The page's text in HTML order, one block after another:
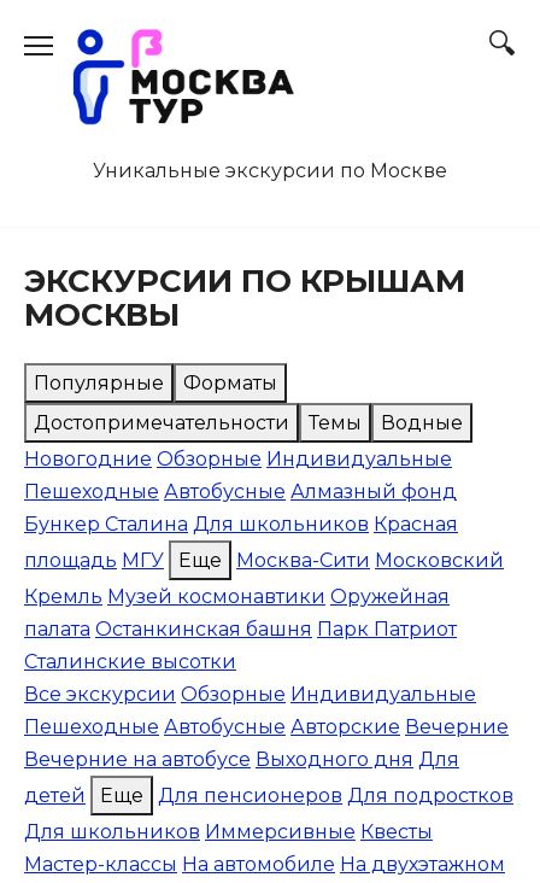
содержанию
Уникальные экскурсии по Москве
ЭКСКУРСИИ ПО КРЫШАМ
МОСКВЫ
Популярные
Форматы
Достопримечательности
Темы
Водные
Новогодние Обзорные Индивидуальные
Пешеходные Автобусные Алмазный фонд
Бункер Сталина Для школьников Красная
площадь МГУ Еще Москва-Сити Московский
Кремль Музей космонавтики Оружейная
палата Останкинская башня Парк Патриот
Сталинские высотки
Все экскурсии Обзорные Индивидуальные
Пешеходные Автобусные Авторские Вечерние
Вечерние на автобусе Выходного дня Для
детей
Еще Для пенсионеров Для подростков
Для школьников Иммерсивные Квесты
Мастер-классы На автомобиле На двухэтажном